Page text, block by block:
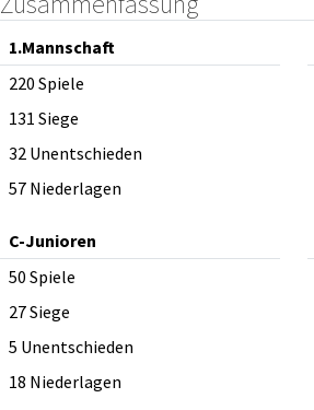
1.Mannschaft
220 Spiele
131 Siege
32 Unentschieden
57 Niederlagen
C-Junioren
50 Spiele
27 Siege
5 Unentschieden
18 Niederlagen